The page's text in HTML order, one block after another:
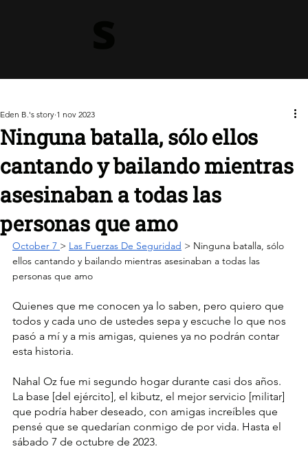
Ninguna batalla, sólo ellos
cantando y bailando mientras
asesinaban a todas las
personas que amo
Eden B.'s story 1 nov 2023
October 7 > Las Fuerzas De Seguridad > Ninguna batalla, sólo
ellos cantando y bailando mientras asesinaban a todas las
personas que amo
Quienes que me conocen ya lo saben, pero quiero que
todos y cada uno de ustedes sepa y escuche lo que nos
pasó a mí y a mis amigas, quienes ya no podrán contar
esta historia.
Nahal Oz fue mi segundo hogar durante casi dos años.
La base [del ejército], el kibutz, el mejor servicio [militar]
que podría haber deseado, con amigas increíbles que
pensé que se quedarían conmigo de por vida. Hasta el
sábado 7 de octubre de 2023.